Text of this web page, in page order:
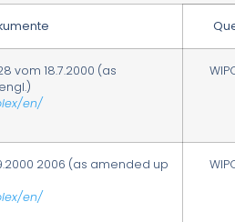
vom 18.7.2000 (as
en/
2006 (as amended up
en/